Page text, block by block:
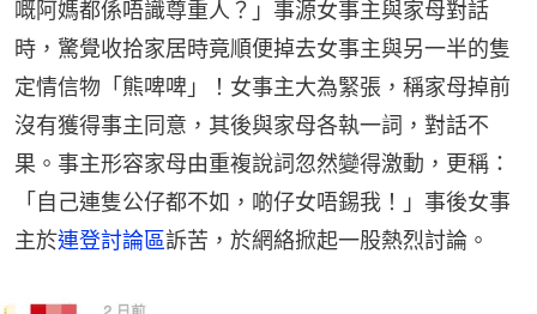
嘅阿媽都係唔識尊重人？」事源女事主與家母對話
時，驚覺收拾家居時竟順便掉去女事主與另一半的隻
定情信物「熊啤啤」！女事主大為緊張，稱家母掉前
沒有獲得事主同意，其後與家母各執一詞，對話不
果。事主形容家母由重複說詞忽然變得激動，更稱：
「自己連隻公仔都不如，啲仔女唔錫我！」事後女事
主於連登討論區訴苦，於網絡掀起一股熱烈討論。